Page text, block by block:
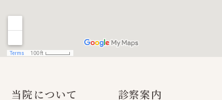
当院について 診察案内